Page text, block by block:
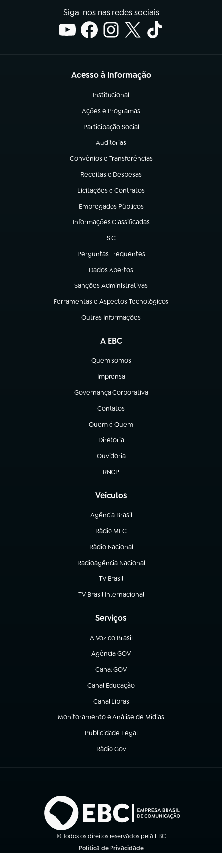
Siga-nos nas redes sociais
Acesso à Informação
Institucional
(abre em nova aba)
Ações e Programas
(abre em nova aba)
Participação Social
(abre em nova aba)
Auditorias
(abre em nova aba)
Convênios e Transferências
(abre em nova aba)
Receitas e Despesas
(abre em nova aba)
Licitações e Contratos
(abre em nova aba)
Empregados Públicos
(abre em nova aba)
Informações Classificadas
(abre em nova aba)
SIC
(abre em nova aba)
Perguntas Frequentes
(abre em nova aba)
Dados Abertos
(abre em nova aba)
Sanções Administrativas
(abre em nova aba)
Ferramentas e Aspectos Tecnológicos
(abre em nova aba)
Outras Informações
(abre em nova aba)
A EBC
Quem somos
(abre em nova aba)
Imprensa
(abre em nova aba)
Governança Corporativa
(abre em nova aba)
Contatos
(abre em nova aba)
Quem é Quem
(abre em nova aba)
Diretoria
(abre em nova aba)
Ouvidoria
(abre em nova aba)
RNCP
(abre em nova aba)
Veículos
Agência Brasil
(abre em nova aba)
Rádio MEC
(abre em nova aba)
Rádio Nacional
Radioagência Nacional
(abre em nova aba)
TV Brasil
(abre em nova aba)
TV Brasil Internacional
(abre em nova aba)
Serviços
A Voz do Brasil
(abre em nova aba)
Agência GOV
(abre em nova aba)
Canal GOV
(abre em nova aba)
Canal Educação
(abre em nova aba)
Canal Libras
(abre em nova aba)
Monitoramento e Análise de Mídias
(abre em nova aba)
Publicidade Legal
(abre em nova aba)
Rádio Gov
(abre em nova aba)
© Todos os direitos reservados pela EBC
Política de Privacidade